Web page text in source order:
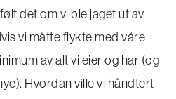
det om vi ble jaget ut av
vi måtte flykte med våre
av alt vi eier og har (og
Hvordan ville vi håndtert